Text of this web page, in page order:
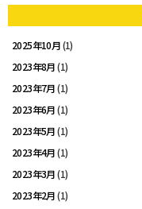
2025年10月(1)
2023年8月(1)
2023年7月(1)
2023年6月(1)
2023年5月(1)
2023年4月(1)
2023年3月(1)
2023年2月(1)